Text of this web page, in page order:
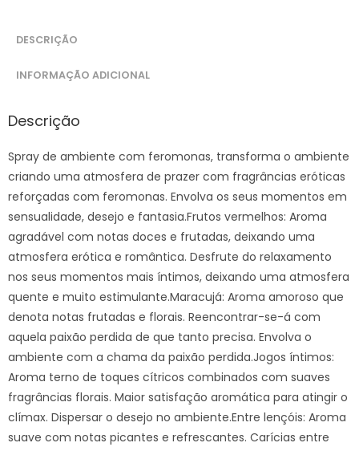
DESCRIÇÃO
INFORMAÇÃO ADICIONAL
Descrição
Spray de ambiente com feromonas, transforma o ambiente
criando uma atmosfera de prazer com fragrâncias eróticas
reforçadas com feromonas. Envolva os seus momentos em
sensualidade, desejo e fantasia.Frutos vermelhos: Aroma
agradável com notas doces e frutadas, deixando uma
atmosfera erótica e romântica. Desfrute do relaxamento
nos seus momentos mais íntimos, deixando uma atmosfera
quente e muito estimulante.Maracujá: Aroma amoroso que
denota notas frutadas e florais. Reencontrar-se-á com
aquela paixão perdida de que tanto precisa. Envolva o
ambiente com a chama da paixão perdida.Jogos íntimos:
Aroma terno de toques cítricos combinados com suaves
fragrâncias florais. Maior satisfação aromática para atingir o
clímax. Dispersar o desejo no ambiente.Entre lençóis: Aroma
suave com notas picantes e refrescantes. Carícias entre